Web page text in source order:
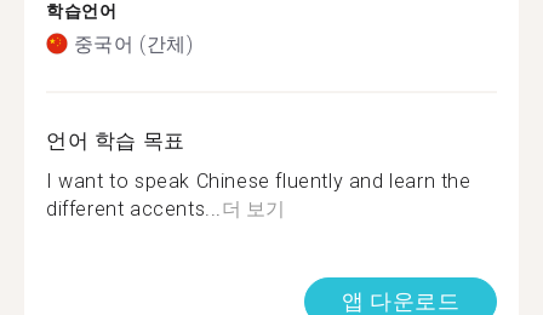
학습언어
중국어 (간체)
언어 학습 목표
I want to speak Chinese fluently and learn the
different accents... 더 보기
앱 다운로드